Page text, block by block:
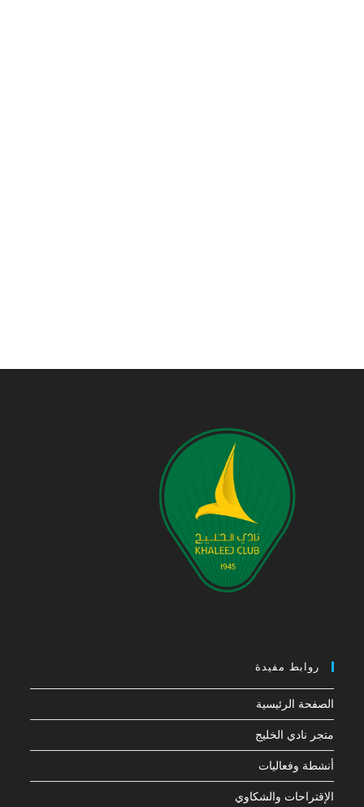
روابط مفيدة
الصفحة الرئيسية
متجر نادي الخليج
أنشطة وفعاليات
الإقتراحات والشكاوي